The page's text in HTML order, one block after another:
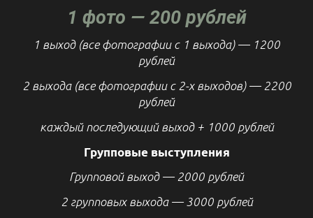
1 фото — 200 рублей
1 выход (все фотографии с 1 выхода) — 1200
рублей
2 выхода (все фотографии с 2-х выходов) — 2200
рублей
каждый последующий выход + 1000 рублей
Групповые выступления
Групповой выход — 2000 рублей
2 групповых выхода — 3000 рублей